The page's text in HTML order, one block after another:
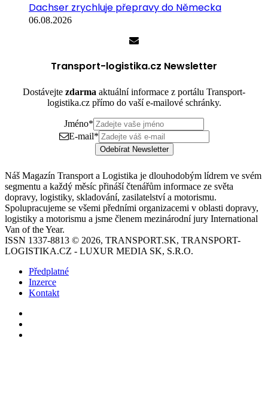
Dachser zrychluje přepravy do Německa
06.08.2026
Transport-logistika.cz Newsletter
Dostávejte zdarma aktuální informace z portálu Transport-
logistika.cz přímo do vaší e-mailové schránky.
Jméno*
E-mail*
Odebírat Newsletter
Náš Magazín Transport a Logistika je dlouhodobým lídrem ve svém
segmentu a každý měsíc přináší čtenářům informace ze světa
dopravy, logistiky, skladování, zasilatelství a motorismu.
Spolupracujeme se všemi předními organizacemi v oblasti dopravy,
logistiky a motorismu a jsme členem mezinárodní jury International
Van of the Year.
ISSN 1337-8813 © 2026, TRANSPORT.SK, TRANSPORT-
LOGISTIKA.CZ - LUXUR MEDIA SK, S.R.O.
Předplatné
Inzerce
Kontakt